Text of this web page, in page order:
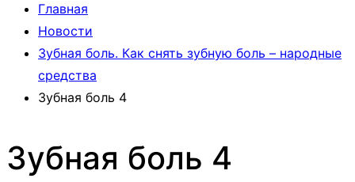
Главная
Новости
Зубная боль. Как снять зубную боль – народные
средства
Зубная боль 4
Зубная боль 4